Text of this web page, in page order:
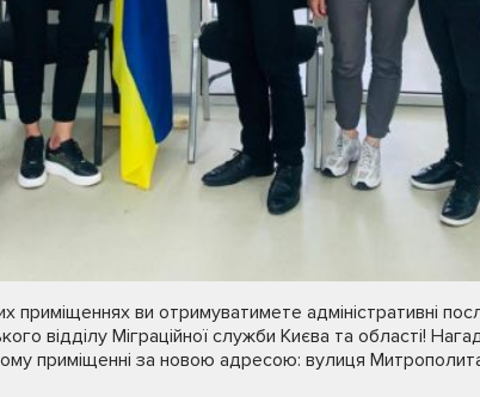
приміщеннях ви отримуватимете адміністративні
відділу Міграційної служби Києва та області!
приміщенні за новою адресою: вулиця